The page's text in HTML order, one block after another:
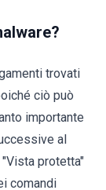
trovati
ciò può
importante
al
protetta"
comandi